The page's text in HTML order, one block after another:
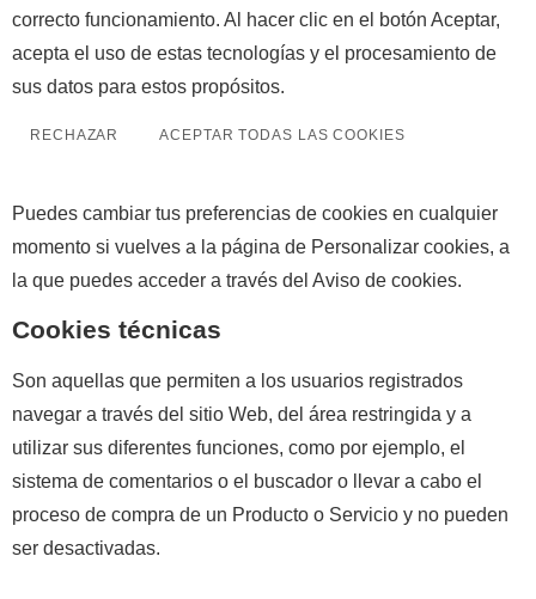
correcto funcionamiento. Al hacer clic en el botón Aceptar,
acepta el uso de estas tecnologías y el procesamiento de
sus datos para estos propósitos.
RECHAZAR ACEPTAR TODAS LAS COOKIES
Puedes cambiar tus preferencias de cookies en cualquier
momento si vuelves a la página de Personalizar cookies, a
la que puedes acceder a través del Aviso de cookies.
Cookies técnicas
Son aquellas que permiten a los usuarios registrados
navegar a través del sitio Web, del área restringida y a
utilizar sus diferentes funciones, como por ejemplo, el
sistema de comentarios o el buscador o llevar a cabo el
proceso de compra de un Producto o Servicio y no pueden
ser desactivadas.